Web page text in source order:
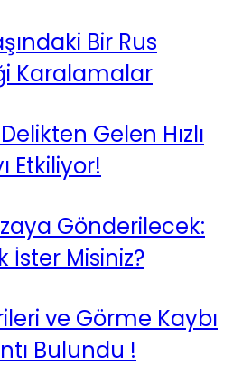
Bir Rus
Karalamalar
Gelen Hızlı
Etkiliyor!
Gönderilecek:
İster Misiniz?
ve Görme Kaybı
Bulundu !